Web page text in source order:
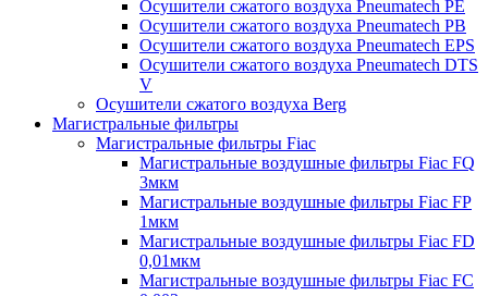
Осушители сжатого воздуха Pneumatech PE
Осушители сжатого воздуха Pneumatech PB
Осушители сжатого воздуха Pneumatech EPS
Осушители сжатого воздуха Pneumatech DTS
V
Осушители сжатого воздуха Berg
Магистральные фильтры
Магистральные фильтры Fiac
Магистральные воздушные фильтры Fiac FQ
3мкм
Магистральные воздушные фильтры Fiac FP
1мкм
Магистральные воздушные фильтры Fiac FD
0,01мкм
Магистральные воздушные фильтры Fiac FC